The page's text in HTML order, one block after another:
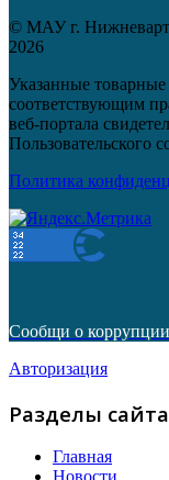
© МАУ г.
2026
Указанные
соответствующим
веб-портала
Пользовательского
Политика
Сообщи о коррупции
Авторизация
Разделы сайта
Главная